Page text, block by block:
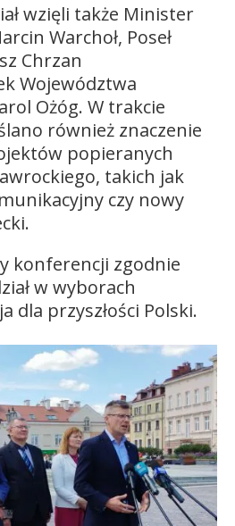
wzięli także Minister
Warchoł, Poseł
Chrzan
Województwa
Ożóg. W trakcie
również znaczenie
popieranych
takich jak
czy nowy
konferencji zgodnie
w wyborach
dla przyszłości Polski.